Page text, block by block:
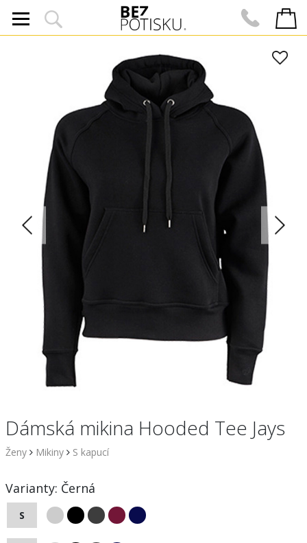
Dámská mikina Hooded Tee Jays
Ženy Mikiny S kapucí
Varianty: Černá
S